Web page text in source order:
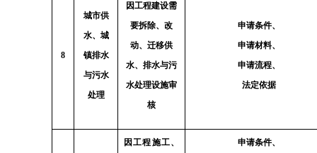
8
城市供
水、城
镇排水
与污水
处理
因工程建设需
要拆除、改
动、迁移供
水、排水与污
水处理设施审
核
申请条件、
申请材料、
申请流程、
法定依据
因工程施工、
申请条件、